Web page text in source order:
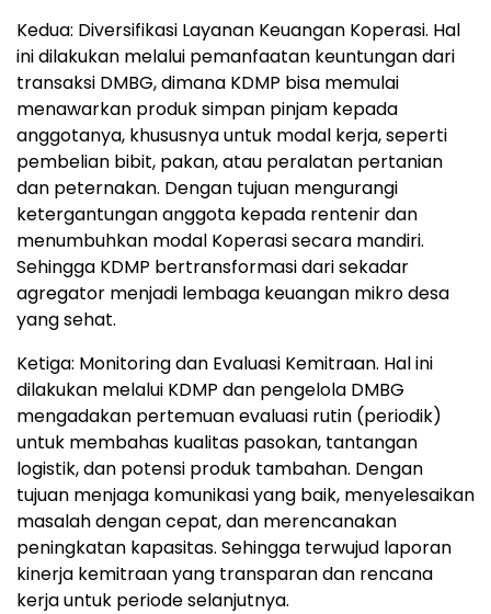
Kedua: Diversifikasi Layanan Keuangan Koperasi. Hal
ini dilakukan melalui pemanfaatan keuntungan dari
transaksi DMBG, dimana KDMP bisa memulai
menawarkan produk simpan pinjam kepada
anggotanya, khususnya untuk modal kerja, seperti
pembelian bibit, pakan, atau peralatan pertanian
dan peternakan. Dengan tujuan mengurangi
ketergantungan anggota kepada rentenir dan
menumbuhkan modal Koperasi secara mandiri.
Sehingga KDMP bertransformasi dari sekadar
agregator menjadi lembaga keuangan mikro desa
yang sehat.
Ketiga: Monitoring dan Evaluasi Kemitraan. Hal ini
dilakukan melalui KDMP dan pengelola DMBG
mengadakan pertemuan evaluasi rutin (periodik)
untuk membahas kualitas pasokan, tantangan
logistik, dan potensi produk tambahan. Dengan
tujuan menjaga komunikasi yang baik, menyelesaikan
masalah dengan cepat, dan merencanakan
peningkatan kapasitas. Sehingga terwujud laporan
kinerja kemitraan yang transparan dan rencana
kerja untuk periode selanjutnya.